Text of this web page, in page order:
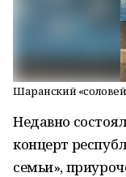
Шаранский
Недавно
концерт
семьи»,